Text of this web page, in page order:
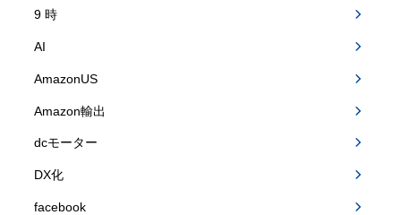
9 時
AI
AmazonUS
Amazon輸出
dcモーター
DX化
facebook